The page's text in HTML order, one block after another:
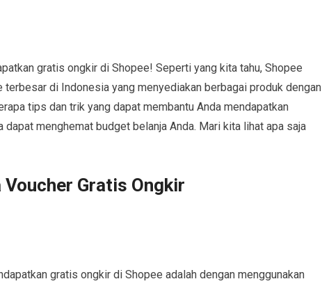
gratis ongkir di Shopee! Seperti yang kita tahu, Shopee
di Indonesia yang menyediakan berbagai produk dengan
tips dan trik yang dapat membantu Anda mendapatkan
menghemat budget belanja Anda. Mari kita lihat apa saja
Gratis Ongkir
gratis ongkir di Shopee adalah dengan menggunakan